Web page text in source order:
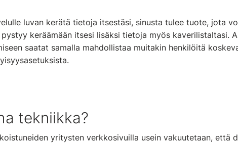
luvan kerätä tietoja itsestäsi, sinusta tulee tuote, jota
keräämään itsesi lisäksi tietoja myös kaverilistaltasi.
saatat samalla mahdollistaa muitakin henkilöitä
tekniikka?
yritysten verkkosivuilla usein vakuutetaan, että